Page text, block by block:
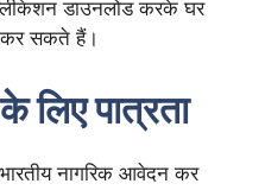
डाउनलोड करके घर
सकते हैं।
पात्रता
नागरिक आवेदन कर